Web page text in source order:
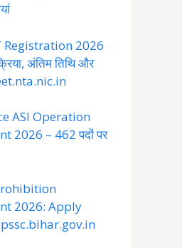
Registration 2026
अंतिम तिथि और
ASI Operation
2026 – 462 पदों पर
2026: Apply